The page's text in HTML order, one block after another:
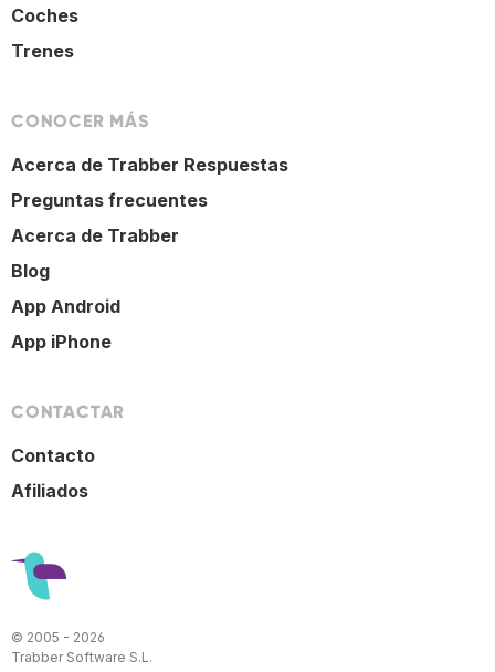
Coches
Trenes
CONOCER MÁS
Acerca de Trabber Respuestas
Preguntas frecuentes
Acerca de Trabber
Blog
App Android
App iPhone
CONTACTAR
Contacto
Afiliados
© 2005 - 2026
Trabber Software S.L.